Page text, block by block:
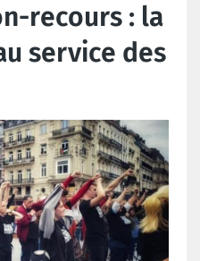
recours : la
service des